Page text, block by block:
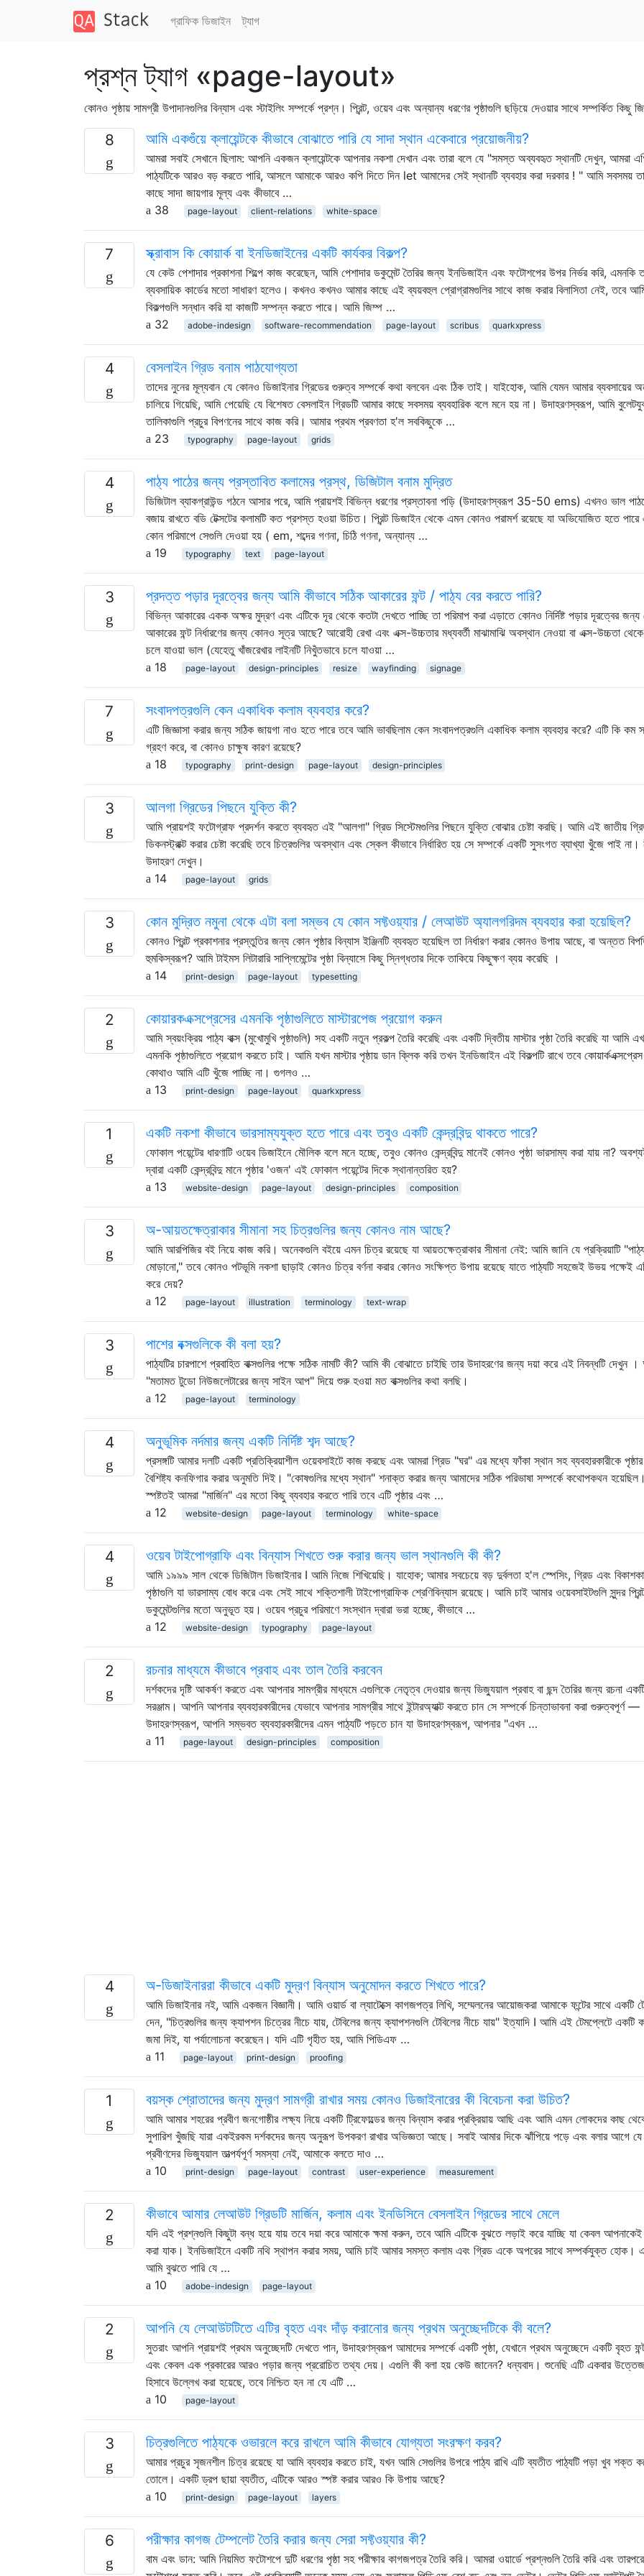
গ্রাফিক ডিজাইন ট্যাগ
প্রশ্ন ট্যাগ «page-layout»
কোনও পৃষ্ঠায় সামগ্রী উপাদানগুলির বিন্যাস এবং স্টাইলিং সম্পর্কে প্রশ্ন। প্রিন্ট, ওয়েব এবং অন্যান্য ধরণের পৃষ্ঠাগুলি ছড়িয়ে দেওয়ার সাথে সম্পর্কিত কিছু
8 আমি একগুঁয়ে ক্লায়েন্টকে কীভাবে বোঝাতে পারি যে সাদা স্থান একেবারে প্রয়োজনীয়?
আমরা সবাই সেখানে ছিলাম: আপনি একজন ক্লায়েন্টকে আপনার নকশা দেখান এবং তারা বলে যে "সমস্ত অব্যবহৃত স্থানটি দেখুন, আমরা
পাঠ্যটিকে আরও বড় করতে পারি, আসলে আমাকে আরও কপি দিতে দিন let আমাদের সেই স্থানটি ব্যবহার করা দরকার ! " আমি সবসময়
কাছে সাদা জায়গার মূল্য এবং কীভাবে …
38
page-layout client-relations white-space
7 স্ক্রাবাস কি কোয়ার্ক বা ইনডিজাইনের একটি কার্যকর বিকল্প?
যে কেউ পেশাদার প্রকাশনা শিল্পে কাজ করেছেন, আমি পেশাদার ডকুমেন্ট তৈরির জন্য ইনডিজাইন এবং ফটোশপের উপর নির্ভর করি, এমনকি
ব্যবসায়িক কার্ডের মতো সাধারণ হলেও। কখনও কখনও আমার কাছে এই ব্যয়বহুল প্রোগ্রামগুলির সাথে কাজ করার বিলাসিতা নেই, তবে
বিকল্পগুলি সন্ধান করি যা কাজটি সম্পন্ন করতে পারে। আমি জিম্প …
32
adobe-indesign software-recommendation page-layout scribus quarkxpress
4 বেসলাইন গ্রিড বনাম পাঠযোগ্যতা
তাদের নুনের মূল্যবান যে কোনও ডিজাইনার গ্রিডের গুরুত্ব সম্পর্কে কথা বলবেন এবং ঠিক তাই। যাইহোক, আমি যেমন আমার ব্যবসায়ের
চালিয়ে গিয়েছি, আমি পেয়েছি যে বিশেষত বেসলাইন গ্রিডটি আমার কাছে সবসময় ব্যবহারিক বলে মনে হয় না। উদাহরণস্বরূপ, আমি
তালিকাগুলি প্রচুর বিপণনের সাথে কাজ করি। আমার প্রথম প্রবণতা হ'ল সবকিছুকে …
23
typography page-layout grids
4 পাঠ্য পাঠের জন্য প্রস্তাবিত কলামের প্রস্থ, ডিজিটাল বনাম মুদ্রিত
ডিজিটাল ব্যাকগ্রাউন্ড গঠনে আসার পরে, আমি প্রায়শই বিভিন্ন ধরণের প্রস্তাবনা পড়ি (উদাহরণস্বরূপ 35-50 ems) এখনও ভাল
বজায় রাখতে বডি টেক্সটের কলামটি কত প্রশস্ত হওয়া উচিত। প্রিন্ট ডিজাইন থেকে এমন কোনও পরামর্শ রয়েছে যা অভিযোজিত হতে পারে
কোন পরিমাপে সেগুলি দেওয়া হয় ( em, শব্দের গণনা, চিঠি গণনা, অন্যান্য …
19
typography text page-layout
3 প্রদত্ত পড়ার দূরত্বের জন্য আমি কীভাবে সঠিক আকারের ফন্ট / পাঠ্য বের করতে পারি?
বিভিন্ন আকারের একক অক্ষর মুদ্রণ এবং এটিকে দূর থেকে কতটা দেখতে পাচ্ছি তা পরিমাপ করা এড়াতে কোনও নির্দিষ্ট পড়ার দূরত্বের
আকারের ফন্ট নির্ধারণের জন্য কোনও সূত্র আছে? আরোহী রেখা এবং এক্স-উচ্চতার মধ্যবর্তী মাঝামাঝি অবস্থান নেওয়া বা এক্স-উচ্চতা থেকে
চলে যাওয়া ভাল (যেহেতু খাঁজরেখার লাইনটি নিখুঁতভাবে চলে যাওয়া …
18
page-layout design-principles resize wayfinding signage
7 সংবাদপত্রগুলি কেন একাধিক কলাম ব্যবহার করে?
এটি জিজ্ঞাসা করার জন্য সঠিক জায়গা নাও হতে পারে তবে আমি ভাবছিলাম কেন সংবাদপত্রগুলি একাধিক কলাম ব্যবহার করে? এটি কি কম
গ্রহণ করে, বা কোনও চাক্ষুষ কারণ রয়েছে?
18
typography print-design page-layout design-principles
3 আলগা গ্রিডের পিছনে যুক্তি কী?
আমি প্রায়শই ফটোগ্রাফ প্রদর্শন করতে ব্যবহৃত এই "আলগা" গ্রিড সিস্টেমগুলির পিছনে যুক্তি বোঝার চেষ্টা করছি। আমি এই জাতীয়
ডিকনস্ট্রাক্ট করার চেষ্টা করেছি তবে চিত্রগুলির অবস্থান এবং স্কেল কীভাবে নির্ধারিত হয় সে সম্পর্কে একটি সুসংগত ব্যাখ্যা খুঁজে পাই না।
উদাহরণ দেখুন।
14
page-layout grids
3 কোন মুদ্রিত নমুনা থেকে এটা বলা সম্ভব যে কোন সফ্টওয়্যার / লেআউট অ্যালগরিদম ব্যবহার করা হয়েছিল?
কোনও প্রিন্ট প্রকাশনার প্রস্তুতির জন্য কোন পৃষ্ঠার বিন্যাস ইঞ্জিনটি ব্যবহৃত হয়েছিল তা নির্ধারণ করার কোনও উপায় আছে, বা অন্তত
হুমকিস্বরূপ? আমি টাইমস লিটারারি সাপ্লিমেন্টের পৃষ্ঠা বিন্যাসে কিছু স্নিগ্ধতার দিকে তাকিয়ে কিছুক্ষণ ব্যয় করেছি ।
14
print-design page-layout typesetting
2 কোয়ারকএক্সপ্রেসের এমনকি পৃষ্ঠাগুলিতে মাস্টারপেজ প্রয়োগ করুন
আমি স্বয়ংক্রিয় পাঠ্য বাক্স (মুখোমুখি পৃষ্ঠাগুলি) সহ একটি নতুন প্রকল্প তৈরি করেছি এবং একটি দ্বিতীয় মাস্টার পৃষ্ঠা তৈরি করেছি যা আমি
এমনকি পৃষ্ঠাগুলিতে প্রয়োগ করতে চাই। আমি যখন মাস্টার পৃষ্ঠায় ডান ক্লিক করি তখন ইনডিজাইন এই বিকল্পটি রাখে তবে
কোথাও আমি এটি খুঁজে পাচ্ছি না। গুগলও …
13
print-design page-layout quarkxpress
1 একটি নকশা কীভাবে ভারসাম্যযুক্ত হতে পারে এবং তবুও একটি কেন্দ্রবিন্দু থাকতে পারে?
ফোকাল পয়েন্টের ধারণাটি ওয়েব ডিজাইনে মৌলিক বলে মনে হচ্ছে, তবুও কোনও কেন্দ্রবিন্দু মানেই কোনও পৃষ্ঠা ভারসাম্য করা যায় না?
দ্বারা একটি কেন্দ্রবিন্দু মানে পৃষ্ঠার 'ওজন' এই ফোকাল পয়েন্টের দিকে স্থানান্তরিত হয়?
13
website-design page-layout design-principles composition
3 অ-আয়তক্ষেত্রাকার সীমানা সহ চিত্রগুলির জন্য কোনও নাম আছে?
আমি আরপিজির বই নিয়ে কাজ করি। অনেকগুলি বইয়ে এমন চিত্র রয়েছে যা আয়তক্ষেত্রাকার সীমানা নেই: আমি জানি যে প্রক্রিয়াটি
মোড়ানো," তবে কোনও পটভূমি নকশা ছাড়াই কোনও চিত্র বর্ণনা করার কোনও সংক্ষিপ্ত উপায় রয়েছে যাতে পাঠ্যটি সহজেই উভয় পক্ষেই
করে দেয়?
12
page-layout illustration terminology text-wrap
3 পাশের বক্সগুলিকে কী বলা হয়?
পাঠ্যটির চারপাশে প্রবাহিত বাক্সগুলির পক্ষে সঠিক নামটি কী? আমি কী বোঝাতে চাইছি তার উদাহরণের জন্য দয়া করে এই নিবন্ধটি দেখুন
"মতামত টুডো নিউজলেটারের জন্য সাইন আপ" দিয়ে শুরু হওয়া মত বাক্সগুলির কথা বলছি।
12
page-layout terminology
4 অনুভূমিক নর্দমার জন্য একটি নির্দিষ্ট শব্দ আছে?
প্রসঙ্গটি আমার দলটি একটি প্রতিক্রিয়াশীল ওয়েবসাইটে কাজ করছে এবং আমরা গ্রিড "ঘর" এর মধ্যে ফাঁকা স্থান সহ ব্যবহারকারীকে
বৈশিষ্ট্য কনফিগার করার অনুমতি দিই। "কোষগুলির মধ্যে স্থান" শনাক্ত করার জন্য আমাদের সঠিক পরিভাষা সম্পর্কে কথোপকথন হয়েছিল।
স্পষ্টতই আমরা "মার্জিন" এর মতো কিছু ব্যবহার করতে পারি তবে এটি পৃষ্ঠার এবং …
12
website-design page-layout terminology white-space
4 ওয়েব টাইপোগ্রাফি এবং বিন্যাস শিখতে শুরু করার জন্য ভাল স্থানগুলি কী কী?
আমি ১৯৯৯ সাল থেকে ডিজিটাল ডিজাইনার I আমি নিজে শিখিয়েছি। যাহোক; আমার সবচেয়ে বড় দুর্বলতা হ'ল স্পেসিং, গ্রিড এবং
পৃষ্ঠাগুলি যা ভারসাম্য বোধ করে এবং সেই সাথে শক্তিশালী টাইপোগ্রাফিক শ্রেণিবিন্যাস রয়েছে। আমি চাই আমার ওয়েবসাইটগুলি সুন্দর
ডকুমেন্টগুলির মতো অনুভূত হয়। ওয়েব প্রচুর পরিমাণে সংস্থান দ্বারা ভরা হচ্ছে, কীভাবে …
12
website-design typography page-layout
2 রচনার মাধ্যমে কীভাবে প্রবাহ এবং তাল তৈরি করবেন
দর্শকদের দৃষ্টি আকর্ষণ করতে এবং আপনার সামগ্রীর মাধ্যমে এগুলিকে নেতৃত্ব দেওয়ার জন্য ভিজ্যুয়াল প্রবাহ বা ছন্দ তৈরির জন্য রচনা
সরঞ্জাম। আপনি আপনার ব্যবহারকারীদের যেভাবে আপনার সামগ্রীর সাথে ইন্টারঅ্যাক্ট করতে চান সে সম্পর্কে চিন্তাভাবনা করা গুরুত্বপূর্ণ —
উদাহরণস্বরূপ, আপনি সম্ভবত ব্যবহারকারীদের এমন পাঠ্যটি পড়তে চান যা উদাহরণস্বরূপ, আপনার "এখন …
11
page-layout design-principles composition
4 অ-ডিজাইনাররা কীভাবে একটি মুদ্রণ বিন্যাস অনুমোদন করতে শিখতে পারে?
আমি ডিজাইনার নই, আমি একজন বিজ্ঞানী। আমি ওয়ার্ড বা ল্যাটেক্সে কাগজপত্র লিখি, সম্মেলনের আয়োজকরা আমাকে ফন্টের সাথে একটি
দেন, "চিত্রগুলির জন্য ক্যাপশন চিত্রের নীচে যায়, টেবিলের জন্য ক্যাপশনগুলি টেবিলের নীচে যায়" ইত্যাদি I আমি এই টেমপ্লেটে একটি
জমা দিই, যা পর্যালোচনা করেছেন। যদি এটি গৃহীত হয়, আমি পিডিএফ …
11
page-layout print-design proofing
1 বয়স্ক শ্রোতাদের জন্য মুদ্রণ সামগ্রী রাখার সময় কোনও ডিজাইনারের কী বিবেচনা করা উচিত?
আমি আমার শহরের প্রবীণ জনগোষ্ঠীর লক্ষ্য নিয়ে একটি ট্রিফোল্ডের জন্য বিন্যাস করার প্রক্রিয়ায় আছি এবং আমি এমন লোকদের কাছ
সুপারিশ খুঁজছি যারা একইরকম দর্শকদের জন্য অনুরূপ উপকরণ রাখার অভিজ্ঞতা আছে। সবাই আমার দিকে ঝাঁপিয়ে পড়ে এবং বলার আগে
প্রবীণদের ভিজ্যুয়াল তাত্পর্যপূর্ণ সমস্যা নেই, আমাকে বলতে দাও …
10
print-design page-layout contrast user-experience measurement
2 কীভাবে আমার লেআউট গ্রিডটি মার্জিন, কলাম এবং ইনডিসিনে বেসলাইন গ্রিডের সাথে মেলে
যদি এই প্রশ্নগুলি কিছুটা বন্ধ হয়ে যায় তবে দয়া করে আমাকে ক্ষমা করুন, তবে আমি এটিকে বুঝতে লড়াই করে যাচ্ছি যা কেবল আপনাকেই
করা যাক। ইনডিজাইনে একটি নথি স্থাপন করার সময়, আমি চাই আমার সমস্ত কলাম এবং গ্রিড একে অপরের সাথে সম্পর্কযুক্ত হোক।
আমি বুঝতে পারি যে …
10
adobe-indesign page-layout
2 আপনি যে লেআউটটিতে এটির বৃহত এবং দাঁড় করানোর জন্য প্রথম অনুচ্ছেদটিকে কী বলে?
সুতরাং আপনি প্রায়শই প্রথম অনুচ্ছেদটি দেখতে পান, উদাহরণস্বরূপ আমাদের সম্পর্কে একটি পৃষ্ঠা, যেখানে প্রথম অনুচ্ছেদে একটি বৃহত
এবং কেবল এক প্রকারের আরও পড়ার জন্য প্ররোচিত তথ্য দেয়। এগুলি কী বলা হয় কেউ জানেন? ধন্যবাদ। শুনেছি এটি একবার
হিসাবে উল্লেখ করা হয়েছে, তবে নিশ্চিত হন না যে এটি …
10
page-layout
3 চিত্রগুলিতে পাঠ্যকে ওভারলে করে রাখলে আমি কীভাবে যোগ্যতা সংরক্ষণ করব?
আমার প্রচুর সৃজনশীল চিত্র রয়েছে যা আমি ব্যবহার করতে চাই, যখন আমি সেগুলির উপরে পাঠ্য রাখি এটি ব্যতীত পাঠ্যটি পড়া খুব শক্ত
তোলে। একটি ড্রপ ছায়া ব্যতীত, এটিকে আরও স্পষ্ট করার আরও কি উপায় আছে?
10
print-design page-layout layers
6 পরীক্ষার কাগজ টেম্পলেট তৈরি করার জন্য সেরা সফ্টওয়্যার কী?
বাম এবং ডান: আমি নিয়মিত ফটোশপে দুটি ধরণের পৃষ্ঠা সহ পরীক্ষার কাগজপত্র তৈরি করি। আমরা ওয়ার্ডে প্রশ্নগুলি তৈরি করি এবং